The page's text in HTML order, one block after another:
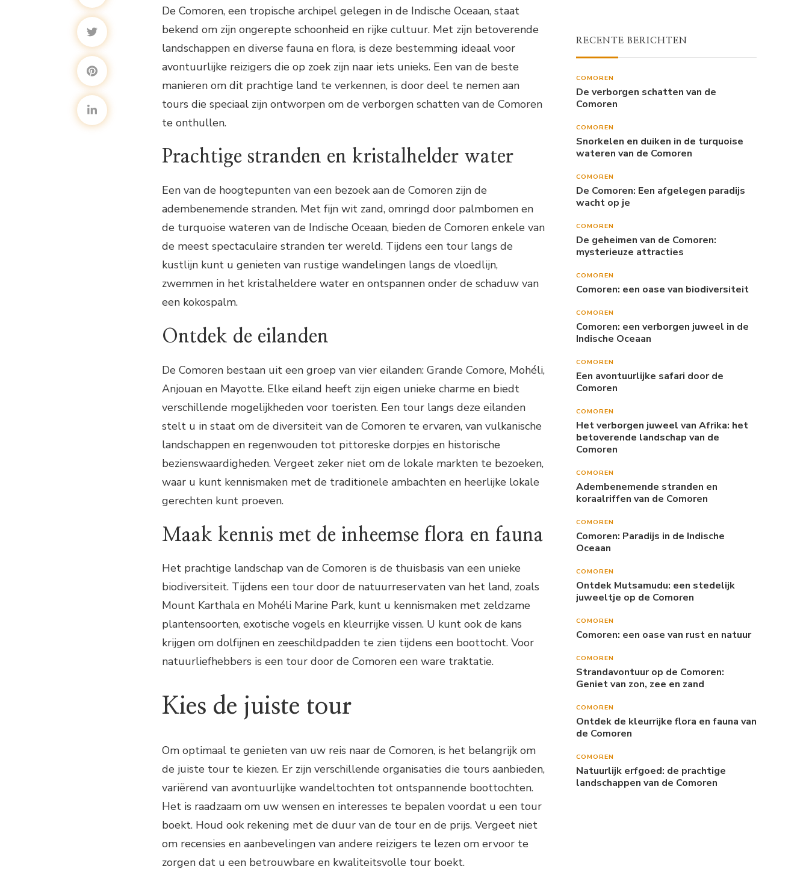
De Comoren, een tropische archipel gelegen in de Indische Oceaan, staat
bekend om zijn ongerepte schoonheid en rijke cultuur. Met zijn betoverende
landschappen en diverse fauna en flora, is deze bestemming ideaal voor
avontuurlijke reizigers die op zoek zijn naar iets unieks. Een van de beste
manieren om dit prachtige land te verkennen, is door deel te nemen aan
tours die speciaal zijn ontworpen om de verborgen schatten van de Comoren
te onthullen.
Prachtige stranden en kristalhelder water
Een van de hoogtepunten van een bezoek aan de Comoren zijn de
adembenemende stranden. Met fijn wit zand, omringd door palmbomen en
de turquoise wateren van de Indische Oceaan, bieden de Comoren enkele van
de meest spectaculaire stranden ter wereld. Tijdens een tour langs de
kustlijn kunt u genieten van rustige wandelingen langs de vloedlijn,
zwemmen in het kristalheldere water en ontspannen onder de schaduw van
een kokospalm.
Ontdek de eilanden
De Comoren bestaan uit een groep van vier eilanden: Grande Comore, Mohéli,
Anjouan en Mayotte. Elke eiland heeft zijn eigen unieke charme en biedt
verschillende mogelijkheden voor toeristen. Een tour langs deze eilanden
stelt u in staat om de diversiteit van de Comoren te ervaren, van vulkanische
landschappen en regenwouden tot pittoreske dorpjes en historische
bezienswaardigheden. Vergeet zeker niet om de lokale markten te bezoeken,
waar u kunt kennismaken met de traditionele ambachten en heerlijke lokale
gerechten kunt proeven.
Maak kennis met de inheemse flora en fauna
Het prachtige landschap van de Comoren is de thuisbasis van een unieke
biodiversiteit. Tijdens een tour door de natuurreservaten van het land, zoals
Mount Karthala en Mohéli Marine Park, kunt u kennismaken met zeldzame
plantensoorten, exotische vogels en kleurrijke vissen. U kunt ook de kans
krijgen om dolfijnen en zeeschildpadden te zien tijdens een boottocht. Voor
natuurliefhebbers is een tour door de Comoren een ware traktatie.
Kies de juiste tour
Om optimaal te genieten van uw reis naar de Comoren, is het belangrijk om
de juiste tour te kiezen. Er zijn verschillende organisaties die tours aanbieden,
variërend van avontuurlijke wandeltochten tot ontspannende boottochten.
Het is raadzaam om uw wensen en interesses te bepalen voordat u een tour
boekt. Houd ook rekening met de duur van de tour en de prijs. Vergeet niet
om recensies en aanbevelingen van andere reizigers te lezen om ervoor te
zorgen dat u een betrouwbare en kwaliteitsvolle tour boekt.
RECENTE BERICHTEN
COMOREN
De verborgen schatten van de
Comoren
COMOREN
Snorkelen en duiken in de turquoise
wateren van de Comoren
COMOREN
De Comoren: Een afgelegen paradijs
wacht op je
COMOREN
De geheimen van de Comoren:
mysterieuze attracties
COMOREN
Comoren: een oase van biodiversiteit
COMOREN
Comoren: een verborgen juweel in de
Indische Oceaan
COMOREN
Een avontuurlijke safari door de
Comoren
COMOREN
Het verborgen juweel van Afrika: het
betoverende landschap van de
Comoren
COMOREN
Adembenemende stranden en
koraalriffen van de Comoren
COMOREN
Comoren: Paradijs in de Indische
Oceaan
COMOREN
Ontdek Mutsamudu: een stedelijk
juweeltje op de Comoren
COMOREN
Comoren: een oase van rust en natuur
COMOREN
Strandavontuur op de Comoren:
Geniet van zon, zee en zand
COMOREN
Ontdek de kleurrijke flora en fauna van
de Comoren
COMOREN
Natuurlijk erfgoed: de prachtige
landschappen van de Comoren